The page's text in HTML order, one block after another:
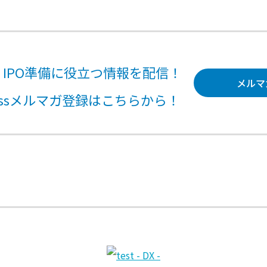
準備に役立つ情報を配信！
メルマガ登録はこちらから！
メル